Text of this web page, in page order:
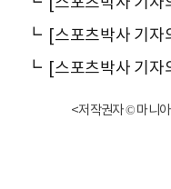
┗
┗
<저작권자 © 마니